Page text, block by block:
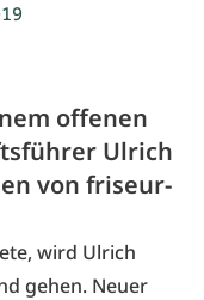
offenen
Ulrich
von friseur-
, wird Ulrich
gehen. Neuer